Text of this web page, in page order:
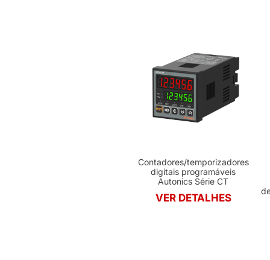
Contadores/temporizadores
digitais programáveis
Autonics Série CT
VER DETALHES